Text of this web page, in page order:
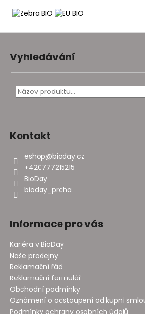
Vyhledávání
Kontakt
eshop@bioday.cz
+420777215215
BioDay
bioday_praha
Informace pro vás
Kariéra v BioDay
Naše prodejny
Reklamační řád
Reklamační formulář
Obchodní podmínky
Oznámení o odstoupení od kupní
Podmínky ochrany osobních údajů